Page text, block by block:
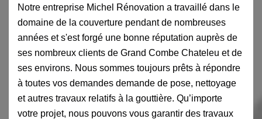
Notre entreprise Michel Rénovation a travaillé dans le
domaine de la couverture pendant de nombreuses
années et s'est forgé une bonne réputation auprès de
ses nombreux clients de Grand Combe Chateleu et de
ses environs. Nous sommes toujours prêts à répondre
à toutes vos demandes demande de pose, nettoyage
et autres travaux relatifs à la gouttière. Qu’importe
votre projet, nous pouvons vous garantir des travaux